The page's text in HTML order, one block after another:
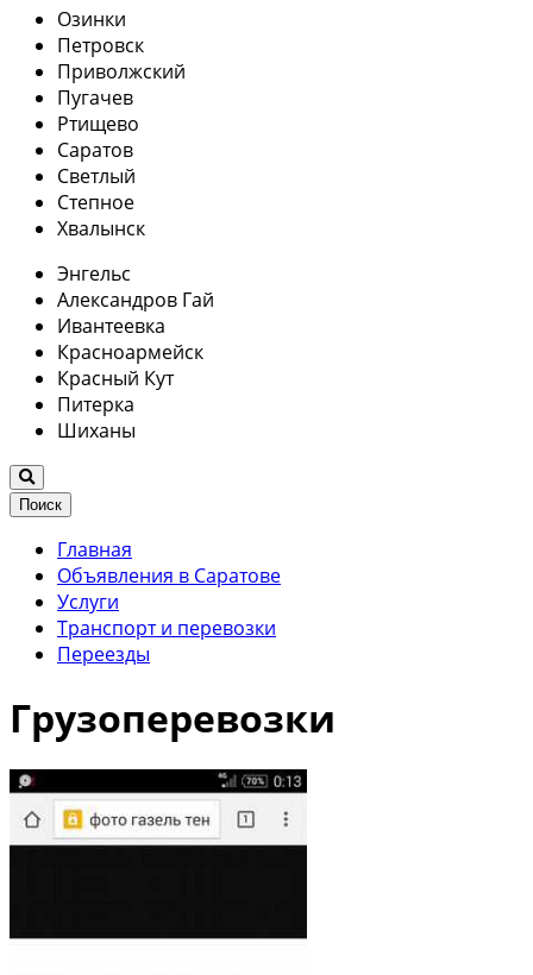
Озинки
Петровск
Приволжский
Пугачев
Ртищево
Саратов
Светлый
Степное
Хвалынск
Энгельс
Александров Гай
Ивантеевка
Красноармейск
Красный Кут
Питерка
Шиханы
Поиск
Главная
Объявления в Саратове
Услуги
Транспорт и перевозки
Переезды
Грузоперевозки